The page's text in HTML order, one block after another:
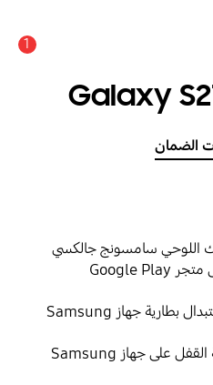
1
Galaxy
الضمان
اللوحي سامسونج جالكسي
كيفية استكشاف أخطاء تنزيل متجر Google Play
كيفية فحص أو إصلاح أو استبدال بطارية جهاز Samsung
اكتشف ميزات جديدة لشاشة القفل على جهاز Samsung